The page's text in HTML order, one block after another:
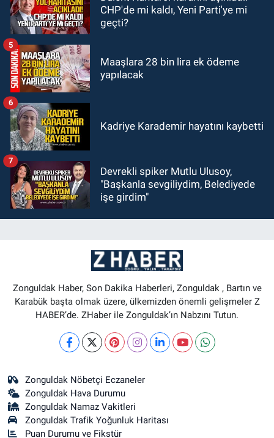
CHP'de mi kaldı, Yeni Parti'ye mi
geçti?
Maaşlara 28 bin lira ek ödeme
yapılacak
5
Kadriye Karademir hayatını kaybetti
6
Devrekli spiker Mutlu Ulusoy,
"Başkanla sevgiliydim, Belediyede
işe girdim"
7
Zonguldak Haber, Son Dakika Haberleri, Zonguldak , Bartın ve
Karabük başta olmak üzere, ülkemizden önemli gelişmeler Z
HABER’de. ZHaber ile Zonguldak’ın Nabzını Tutun.
Zonguldak Nöbetçi Eczaneler
Zonguldak Hava Durumu
Zonguldak Namaz Vakitleri
Zonguldak Trafik Yoğunluk Haritası
Puan Durumu ve Fikstür